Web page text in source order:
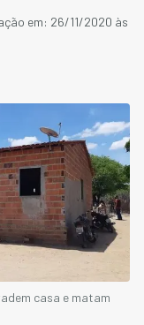
em: 26/11/2020 às
casa e matam